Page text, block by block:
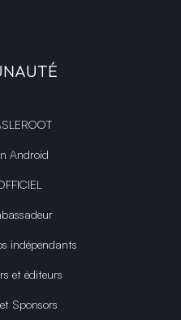
Android
indépendants
et éditeurs
Sponsors